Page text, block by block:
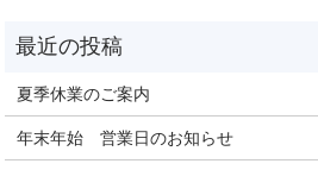
夏季休業のご案内
年末年始 営業日のお知らせ